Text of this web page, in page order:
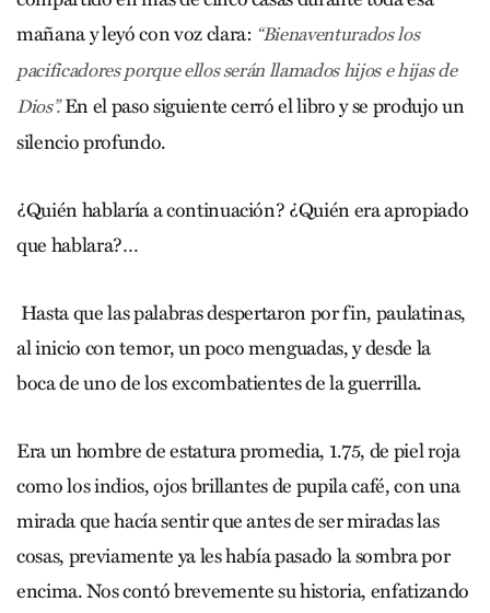
mañana y leyó con voz clara: “Bienaventurados los
pacificadores porque ellos serán llamados hijos e hijas de
Dios”.En el paso siguiente cerró el libro y se produjo un
silencio profundo.
¿Quién hablaría a continuación? ¿Quién era apropiado
que hablara?…
Hasta que las palabras despertaron por fin, paulatinas,
al inicio con temor, un poco menguadas, y desde la
boca de uno de los excombatientes de la guerrilla.
Era un hombre de estatura promedia, 1.75, de piel roja
como los indios, ojos brillantes de pupila café, con una
mirada que hacía sentir que antes de ser miradas las
cosas, previamente ya les había pasado la sombra por
encima. Nos contó brevemente su historia, enfatizando